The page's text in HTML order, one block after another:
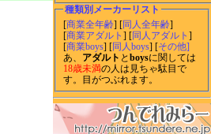
種類別メーカーリスト
[商業全年齢 ] [同人全年齢]
[商業アダルト ] [同人アダルト ]
[商業boys] [同人boys ] [その他]
あ、 アダルト とboysに関しては
18歳未満の人は見ちゃ駄目で
す。目がつぶれます。